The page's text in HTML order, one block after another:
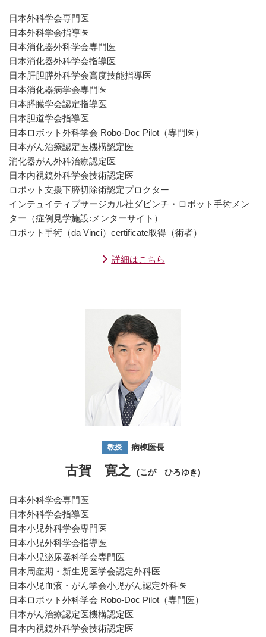
日本外科学会専門医
日本外科学会指導医
日本消化器外科学会専門医
日本消化器外科学会指導医
日本肝胆膵外科学会高度技能指導医
日本消化器病学会専門医
日本膵臓学会認定指導医
日本胆道学会指導医
日本ロボット外科学会 Robo-Doc Pilot（専門医）
日本がん治療認定医機構認定医
消化器がん外科治療認定医
日本内視鏡外科学会技術認定医
ロボット支援下膵切除術認定プロクター
インテュイティブサージカル社ダビンチ・ロボット手術メン
ター（症例見学施設:メンターサイト）
ロボット手術（da Vinci）certificate取得（術者）
詳細はこちら
教授 病棟医長
古賀 寛之 (こが ひろゆき)
日本外科学会専門医
日本外科学会指導医
日本小児外科学会専門医
日本小児外科学会指導医
日本小児泌尿器科学会専門医
日本周産期・新生児医学会認定外科医
日本小児血液・がん学会小児がん認定外科医
日本ロボット外科学会 Robo-Doc Pilot（専門医）
日本がん治療認定医機構認定医
日本内視鏡外科学会技術認定医